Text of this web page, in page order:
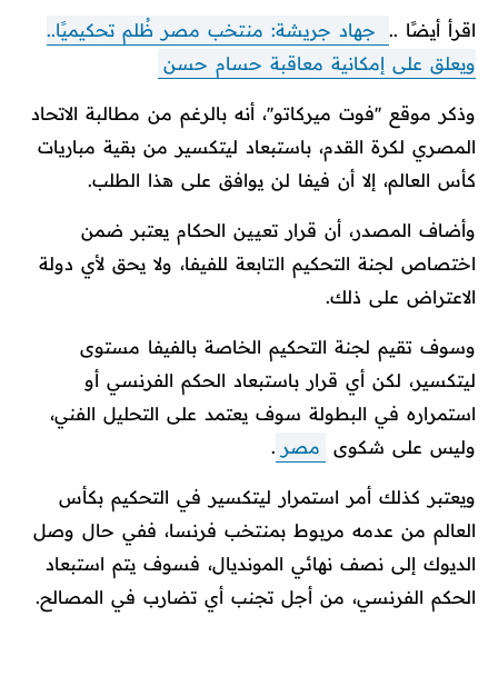
اقرأ أيضًا ..
جهاد جريشة: منتخب مصر ظُلم تحكيميًا..
ويعلق على إمكانية معاقبة حسام حسن
وذكر موقع ''فوت ميركاتو''، أنه بالرغم من مطالبة الاتحاد
المصري لكرة القدم، باستبعاد ليتكسير من بقية مباريات
كأس العالم، إلا أن فيفا لن يوافق على هذا الطلب.
وأضاف المصدر، أن قرار تعيين الحكام يعتبر ضمن
اختصاص لجنة التحكيم التابعة للفيفا، ولا يحق لأي دولة
الاعتراض على ذلك.
وسوف تقيم لجنة التحكيم الخاصة بالفيفا مستوى
ليتكسير، لكن أي قرار باستبعاد الحكم الفرنسي أو
استمراره في البطولة سوف يعتمد على التحليل الفني،
وليس على شكوى
مصر .
ويعتبر كذلك أمر استمرار ليتكسير في التحكيم بكأس
العالم من عدمه مربوط بمنتخب فرنسا، ففي حال وصل
الديوك إلى نصف نهائي المونديال، فسوف يتم استبعاد
الحكم الفرنسي، من أجل تجنب أي تضارب في المصالح.